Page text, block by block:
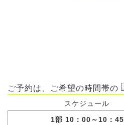
ご予約は、ご希望の時間帯の
スケジュール
1部 10：00～10：45